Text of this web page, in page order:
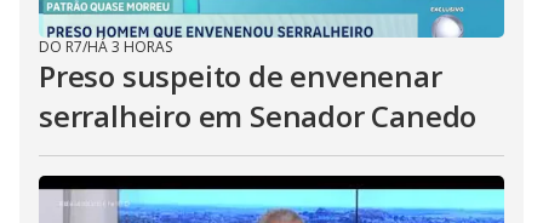
DO R7/HÁ 3 HORAS
Preso suspeito de envenenar
serralheiro em Senador Canedo